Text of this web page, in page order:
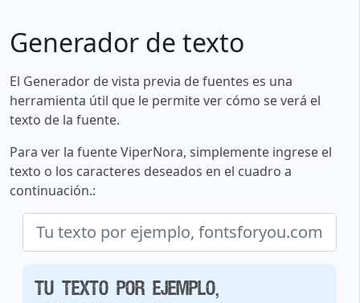
Generador de texto
El Generador de vista previa de fuentes es una
herramienta útil que le permite ver cómo se verá el
texto de la fuente.
Para ver la fuente ViperNora, simplemente ingrese el
texto o los caracteres deseados en el cuadro a
continuación.:
Tu texto por ejemplo,